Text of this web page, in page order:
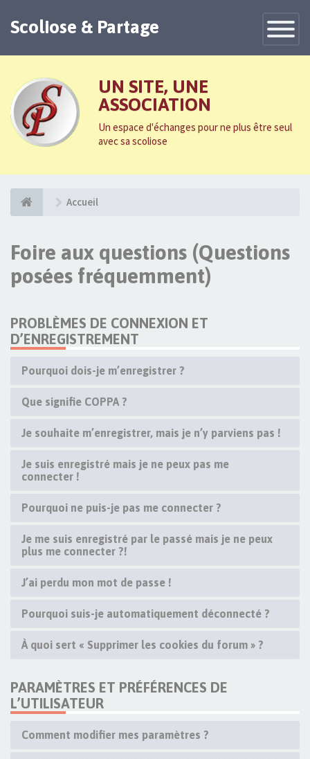
Toggle
Scoliose & Partage
UN SITE, UNE
ASSOCIATION
Un espace d'échanges pour ne plus être seul
avec sa scoliose
Accueil
Foire aux questions (Questions
posées fréquemment)
PROBLÈMES DE CONNEXION ET
D’ENREGISTREMENT
Pourquoi dois-je m’enregistrer ?
Que signifie COPPA ?
Je souhaite m’enregistrer, mais je n’y parviens pas !
Je suis enregistré mais je ne peux pas me
connecter !
Pourquoi ne puis-je pas me connecter ?
Je me suis enregistré par le passé mais je ne peux
plus me connecter ?!
J’ai perdu mon mot de passe !
Pourquoi suis-je automatiquement déconnecté ?
À quoi sert « Supprimer les cookies du forum » ?
PARAMÈTRES ET PRÉFÉRENCES DE
L’UTILISATEUR
Comment modifier mes paramètres ?